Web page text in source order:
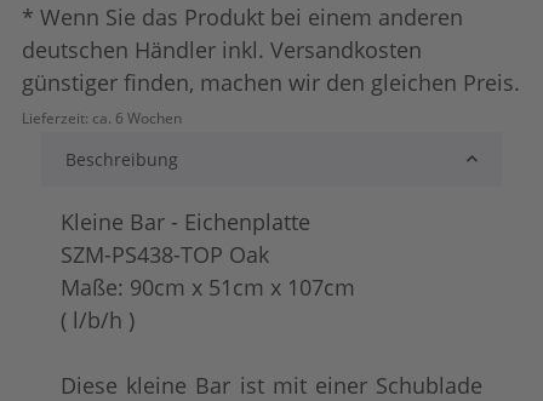
Konfigurator alles frei wählbar
+ 153,00 €
* Wenn Sie das Produkt bei einem anderen
deutschen Händler inkl. Versandkosten
günstiger finden, machen wir den gleichen Preis.
Lieferzeit: ca. 6 Wochen
Beschreibung
Kleine Bar - Eichenplatte
SZM-PS438-TOP Oak
Maße: 90cm x 51cm x 107cm
( l/b/h )
Diese kleine Bar ist mit einer Schublade